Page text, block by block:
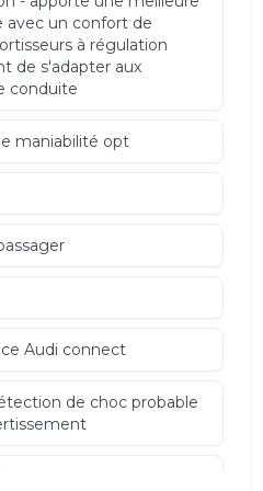
avec un confort de
à régulation
de s'adapter aux
conduite
maniabilité opt
Audi connect
de choc probable